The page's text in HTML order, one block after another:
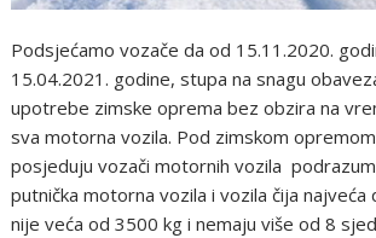
Podsjećamo vozače da od 15.11.2020.
15.04.2021. godine, stupa na snagu
upotrebe zimske oprema bez obzira na
sva motorna vozila. Pod zimskom
posjeduju vozači motornih vozila
putnička motorna vozila i vozila čija najveća
nije veća od 3500 kg i nemaju više od 8